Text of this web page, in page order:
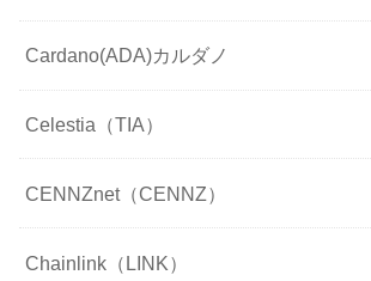
Cardano(ADA)カルダノ
Celestia（TIA）
CENNZnet（CENNZ）
Chainlink（LINK）